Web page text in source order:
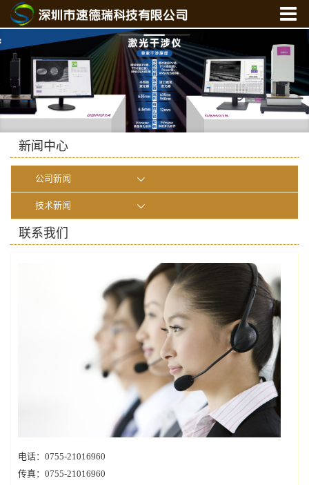
产品中心
新闻中心
新闻中心
公司新闻
技术新闻
联系我们
电话：0755-21016960
传真：0755-21016960